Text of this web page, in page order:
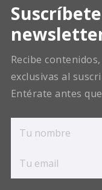
Recibe
exclusivas al
Entérate antes